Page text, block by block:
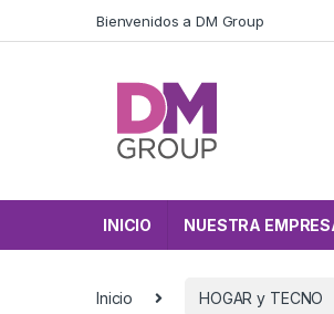
Bienvenidos a DM Group
INICIO NUESTRA
Inicio HOGAR y TECNO